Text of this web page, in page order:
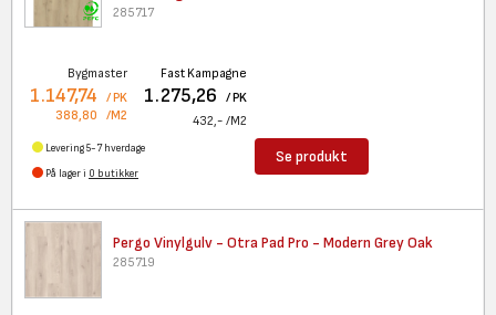
285717
Bygmaster
1.147,74 / PK
388,80 /M2
Fast Kampagne
1.275,26 / PK
432,- /M2
Levering 5-7 hverdage
På lager i 0 butikker
Se produkt
Pergo Vinylgulv - Otra Pad Pro - Modern Grey Oak
285719